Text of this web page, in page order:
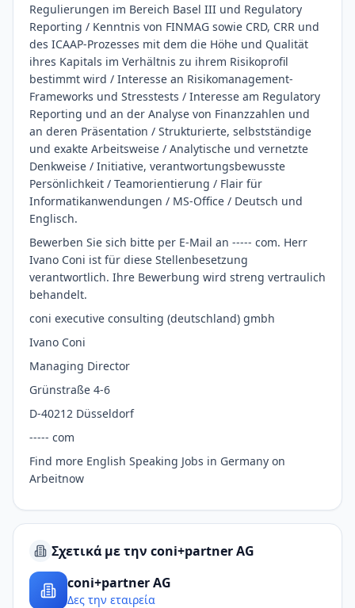
Regulierungen im Bereich Basel III und Regulatory
Reporting / Kenntnis von FINMAG sowie CRD, CRR und
des ICAAP-Prozesses mit dem die Höhe und Qualität
ihres Kapitals im Verhältnis zu ihrem Risikoprofil
bestimmt wird / Interesse an Risikomanagement-
Frameworks und Stresstests / Interesse am Regulatory
Reporting und an der Analyse von Finanzzahlen und
an deren Präsentation / Strukturierte, selbstständige
und exakte Arbeitsweise / Analytische und vernetzte
Denkweise / Initiative, verantwortungsbewusste
Persönlichkeit / Teamorientierung / Flair für
Informatikanwendungen / MS-Office / Deutsch und
Englisch.
Bewerben Sie sich bitte per E-Mail an ----- com. Herr
Ivano Coni ist für diese Stellenbesetzung
verantwortlich. Ihre Bewerbung wird streng vertraulich
behandelt.
coni executive consulting (deutschland) gmbh
Ivano Coni
Managing Director
Grünstraße 4-6
D-40212 Düsseldorf
----- com
Find more English Speaking Jobs in Germany on
Arbeitnow
Σχετικά με την coni+partner AG
coni+partner AG
Δες την εταιρεία